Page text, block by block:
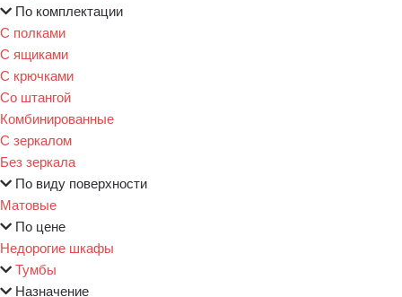
По комплектации
С полками
С ящиками
С крючками
Со штангой
Комбинированные
С зеркалом
Без зеркала
По виду поверхности
Матовые
По цене
Недорогие шкафы
Тумбы
Назначение